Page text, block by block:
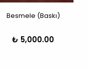
Besmele (Baskı)
₺ 5,000.00